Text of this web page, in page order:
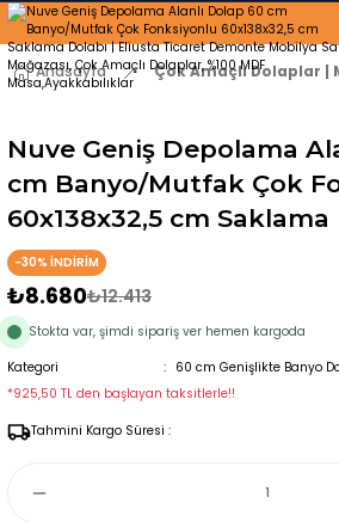
250₺ ve Üzeri Alışverişlerinizde
5'er cm Aralıklarla 35 cm'den 100 cm'e
% 100 Mdf Tekerlekli Masa ile Uzun Ömürlü
Kaliteli hizmet, güvenli alışveriş ve
Anasayfa Çok Amaçlı Dolaplar
Nuve Geniş Depolama
cm Banyo/Mutfak Çok
60x138x32,5 cm Saklama
-30% İNDİRİM
₺8.680₺12.413
Stokta var, şimdi sipariş ver hemen kargoda
Kategori
60 cm Genişlikte Banyo
*925,50 TL den başlayan taksitlerle!!
Tahmini Kargo Süresi :